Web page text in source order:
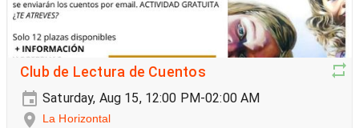
Club de Lectura de Cuentos
Saturday, Aug 15, 12:00 PM-02:00 AM
La Horizontal